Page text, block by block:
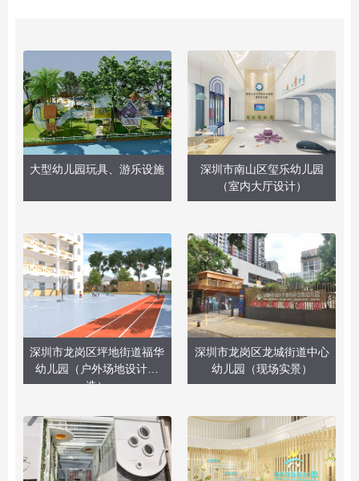
大型幼儿园玩具、游乐设施
深圳市南山区玺乐幼儿园
（室内大厅设计）
深圳市龙岗区坪地街道福华
幼儿园（户外场地设计改
造）
深圳市龙岗区龙城街道中心
幼儿园（现场实景）